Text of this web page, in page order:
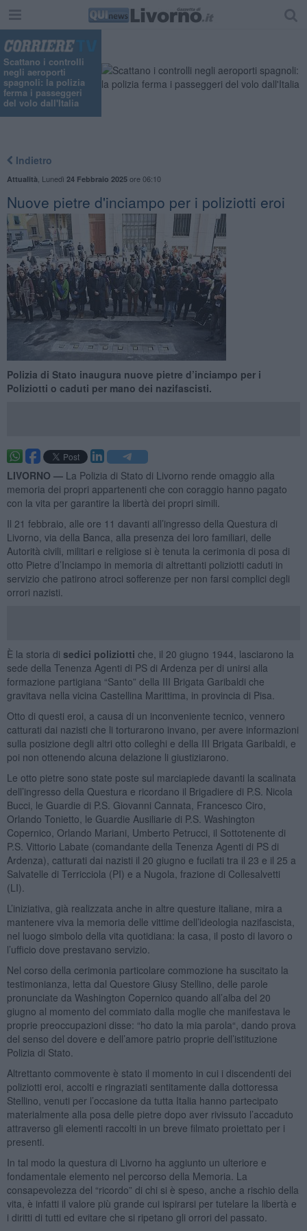
Scattano i controlli
negli aeroporti
spagnoli: la polizia
ferma i passeggeri
del volo dall'Italia
Indietro
Attualità Lunedì 24 Febbraio 2025ore 06:10
Nuove pietre d'inciampo per i poliziotti eroi
Polizia di Stato inaugura nuove pietre d’inciampo per i
Poliziotti o caduti per mano dei nazifascisti.
LIVORNO — La Polizia di Stato di Livorno rende omaggio alla
memoria dei propri appartenenti che con coraggio hanno pagato
con la vita per garantire la libertà dei propri simili.
Il 21 febbraio, alle ore 11 davanti all’ingresso della Questura di
Livorno, via della Banca, alla presenza dei loro familiari, delle
Autorità civili, militari e religiose si è tenuta la cerimonia di posa di
otto Pietre d’Inciampo in memoria di altrettanti poliziotti caduti in
servizio che patirono atroci sofferenze per non farsi complici degli
orrori nazisti.
È la storia di sedici poliziotti che, il 20 giugno 1944, lasciarono la
sede della Tenenza Agenti di PS di Ardenza per di unirsi alla
formazione partigiana “Santo” della III Brigata Garibaldi che
gravitava nella vicina Castellina Marittima, in provincia di Pisa.
Otto di questi eroi, a causa di un inconveniente tecnico, vennero
catturati dai nazisti che li torturarono invano, per avere informazioni
sulla posizione degli altri otto colleghi e della III Brigata Garibaldi, e
poi non ottenendo alcuna delazione li giustiziarono.
Le otto pietre sono state poste sul marciapiede davanti la scalinata
dell’ingresso della Questura e ricordano il Brigadiere di P.S. Nicola
Bucci, le Guardie di P.S. Giovanni Cannata, Francesco Ciro,
Orlando Tonietto, le Guardie Ausiliarie di P.S. Washington
Copernico, Orlando Mariani, Umberto Petrucci, il Sottotenente di
P.S. Vittorio Labate (comandante della Tenenza Agenti di PS di
Ardenza), catturati dai nazisti il 20 giugno e fucilati tra il 23 e il 25 a
Salvatelle di Terricciola (PI) e a Nugola, frazione di Collesalvetti
(LI).
L’iniziativa, già realizzata anche in altre questure italiane, mira a
mantenere viva la memoria delle vittime dell’ideologia nazifascista,
nel luogo simbolo della vita quotidiana: la casa, il posto di lavoro o
l’ufficio dove prestavano servizio.
Nel corso della cerimonia particolare commozione ha suscitato la
testimonianza, letta dal Questore Giusy Stellino, delle parole
pronunciate da Washington Copernico quando all’alba del 20
giugno al momento del commiato dalla moglie che manifestava le
proprie preoccupazioni disse: “ho dato la mia parola“, dando prova
del senso del dovere e dell’amore patrio proprie dell’istituzione
Polizia di Stato.
Altrettanto commovente è stato il momento in cui i discendenti dei
poliziotti eroi, accolti e ringraziati sentitamente dalla dottoressa
Stellino, venuti per l’occasione da tutta Italia hanno partecipato
materialmente alla posa delle pietre dopo aver rivissuto l’accaduto
attraverso gli elementi raccolti in un breve filmato proiettato per i
presenti.
In tal modo la questura di Livorno ha aggiunto un ulteriore e
fondamentale elemento nel percorso della Memoria. La
consapevolezza del “ricordo” di chi si è speso, anche a rischio della
vita, è infatti il valore più grande cui ispirarsi per tutelare la libertà e
i diritti di tutti ed evitare che si ripetano gli orrori del passato.